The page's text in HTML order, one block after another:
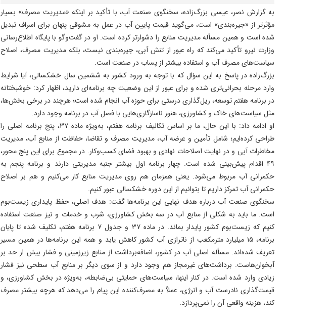
به گزارش نصر، عیسی بزرگ‌زاده، سخنگوی صنعت آب، با تأکید بر اینکه «مدیریت مصرف» بسیار
مؤثرتر از «جیره‌بندی» است، می‌گوید قیمت پایین آب در عمل به مشوقی پنهان برای اسراف تبدیل
شده است و همین مسأله مدیریت منابع را دشوارتر کرده است. او در گفت‌وگو با پایگاه اطلاع‌رسانی
وزارت نیرو تأکید می‌کند که راه عبور از تنش آبی، جیره‌بندی نیست، بلکه مدیریت مصرف، اصلاح
سیاست‌های مصرف آب و استفاده بیشتر از پساب در صنعت است.
بزرگ‌زاده در پاسخ به این سؤال که با توجه به ورود کشور به ششمین سال خشکسالی، آیا شرایط
وارد مرحله بحرانی‌تری شده و برای عبور از این وضعیت چه برنامه‌ای دارید، اظهار کرد: خوشبختانه
در برنامه هفتم توسعه، ریل‌گذاری درستی برای حوزه آب انجام شده است؛ هرچند در برخی بخش‌ها،
مثل سیاست‌های خاک و کشاورزی، هنوز ناسازگاری‌هایی با فصل آب در برنامه وجود دارد.
او ادامه داد: با این حال، ما بر اساس تکالیف برنامه هفتم، به‌ویژه ماده ۳۷، پنج برنامه اصلی را
طراحی کرده‌ایم؛ شامل تأمین و عرضه آب، مدیریت مصرف و تقاضا، حفاظت از منابع آب، مدیریت
مخاطرات آبی و در نهایت اصلاحات نهادی و بهبود فضای کسب‌وکار. در مجموع برای این پنج محور،
۴۹ اقدام پیش‌بینی شده است. چهار برنامه اول بیشتر جنبه مدیریتی دارند و برنامه پنجم به
حکمرانی آب مربوط می‌شود. یعنی همزمان هم روی مدیریت منابع کار می‌کنیم و هم بر اصلاح
حکمرانی آب تمرکز داریم تا بتوانیم از این دوره خشکسالی عبور کنیم.
سخنگوی صنعت آب درباره هدف نهایی این برنامه‌ها گفت: هدف اصلی، حفظ پایداری زیست‌بوم
است. ما باید به شکلی از منابع آب در سه بخش کشاورزی، شرب و خدمات و نیز صنعت استفاده
کنیم که زیست‌بوم کشور پایدار بماند. در ماده ۳۷ و جدول ۷ برنامه هفتم، تکلیف شده تا پایان
برنامه، ۱۵ میلیارد مترمکعب از ناترازی آب کشور کاهش یابد و همه این برنامه‌ها در همین مسیر
تعریف شده‌اند. مسأله اصلی آب در کشور، اضافه‌برداشت از منابع زیرزمینی و فشار بیش از حد بر
آبخوان‌هاست. برداشت‌های غیرمجاز هم وجود دارد و از سوی دیگر بر منابع آب سطحی نیز فشار
زیادی وارد شده است. در کنار اینها، سیاست‌های حمایتی بی‌ضابطه، به‌ویژه در بخش کشاورزی، و
قیمت‌گذاری نادرست آب و انرژی، عملاً به مصرف‌کننده این پیام را می‌دهد که هرچه بیشتر مصرف
کند، هزینه واقعی آن را نمی‌پردازد.